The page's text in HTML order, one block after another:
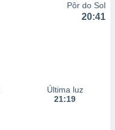
Pôr do Sol
20:41
Última luz
21:19